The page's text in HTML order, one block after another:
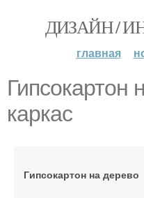
ДИЗАЙН /
главная
Гипсокартон
каркас
Гипсокартон на дерево